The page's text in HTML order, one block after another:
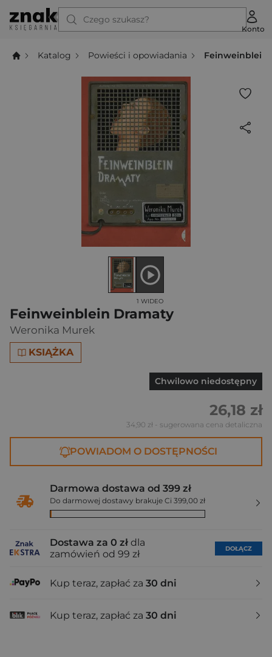
Czego szukasz?
Konto
Katalog Powieści i opowiadania Feinweinblein
Feinweinblein Dramaty
Weronika Murek
KSIĄŻKA
1 WIDEO
Chwilowo niedostępny
26,18 zł
34,90 zł - sugerowana cena detaliczna
POWIADOM O DOSTĘPNOŚCI
Darmowa dostawa od 399 zł
Do darmowej dostawy brakuje Ci 399,00 zł
Dostawa za 0 zł dla
zamówień od 99 zł
DOŁĄCZ
Kup teraz, zapłać za 30 dni
Kup teraz, zapłać za 30 dni